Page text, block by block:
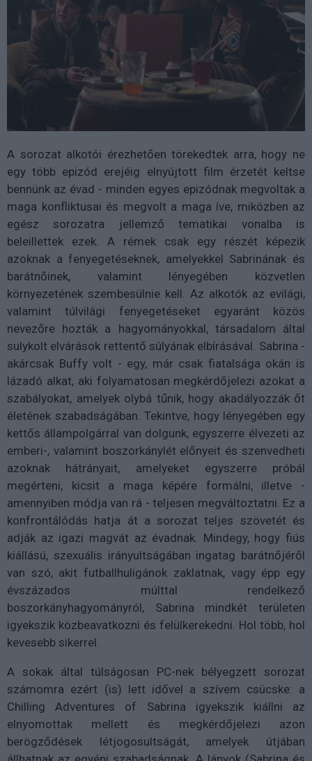
A sorozat alkotói érezhetően törekedtek arra, hogy ne
egy több epizód erejéig elnyújtott film érzetét keltse
bennünk az évad - minden egyes epizódnak megvoltak a
maga konfliktusai és megvolt a maga íve, miközben az
egész sorozatra jellemző tematikai vonalba is
beleillettek ezek. A rémek csak egy részét képezik
azoknak a fenyegetéseknek, amelyekkel Sabrinának és
barátnőinek, valamint lényegében közvetlen
környezetének szembesülnie kell. Az alkotók az evilági,
valamint túlvilági fenyegetéseket egyaránt közös
nevezőre hozták a hagyományokkal, társadalom által
sulykolt elvárások rettentő súlyának elbírásával. Sabrina -
akárcsak Buffy volt - egy, már csak fiatalsága okán is
lázadó alkat, aki folyamatosan megkérdőjelezi azokat a
szabályokat, amelyek olybá tűnik, hogy akadályozzák őt
életének szabadságában. Tekintve, hogy lényegében egy
kettős állampolgárral van dolgunk, egyszerre élvezeti az
emberi-, valamint boszorkánylét előnyeit és szenvedheti
azoknak hátrányait, amelyeket egyszerre próbál
megérteni, kicsit a maga képére formálni, illetve -
amennyiben módja van rá - teljesen megváltoztatni. Ez a
konfrontálódás hatja át a sorozat teljes szövetét és
adják az igazi magvát az évadnak. Mindegy, hogy fiús
kiállású, szexuális irányultságában ingatag barátnőjéről
van szó, akit futballhuligánok zaklatnak, vagy épp egy
évszázados múlttal rendelkező
boszorkányhagyományról, Sabrina mindkét területen
igyekszik közbeavatkozni és felülkerekedni. Hol több, hol
kevesebb sikerrel.
A sokak által túlságosan PC-nek bélyegzett sorozat
számomra ezért (is) lett idővel a szívem csücske: a
Chilling Adventures of Sabrina igyekszik kiállni az
elnyomottak mellett és megkérdőjelezi azon
berögződések létjogosultságát, amelyek útjában